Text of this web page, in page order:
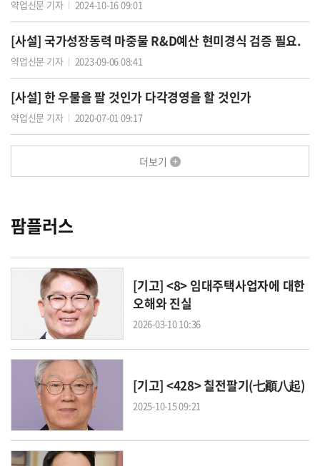
약업신문 기자 2024-10-16 09:01
[사설] 국가성장동력 마중물 R&D예산 현미경식 검증 필요.
약업신문 기자 2023-09-06 08:41
[사설] 한 우물을 팔 것인가 다각경영을 할 것인가
약업신문 기자 2020-07-01 09:17
더보기
팜플러스
[기고] <8> 임대주택사업자에 대한
오해와 진실
2026-03-10 10:36
[기고] <428> 칠전팔기(七顚八起)
2025-10-15 09:21